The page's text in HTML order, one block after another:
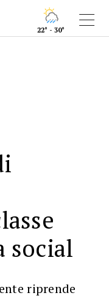
22° - 30°
social
riprende